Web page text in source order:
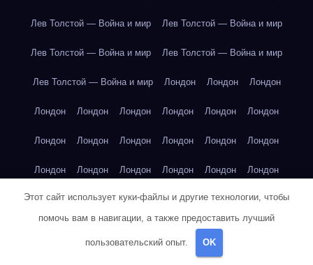
Лев Толстой — Война и мир Лев Толстой — Война и мир
Лев Толстой — Война и мир Лев Толстой — Война и мир
Лев Толстой — Война и мир Лондон Лондон Лондон
Лондон Лондон Лондон Лондон Лондон Лондон
Лондон Лондон Лондон Лондон Лондон Лондон
Лондон Лондон Лондон Лондон Лондон Лондон
Лондон Лондон Лондон Лондон Лос-Анджелес
Лос-Анджелес
Лос-Анджелес
Этот сайт использует куки-файлы и другие технологии, чтобы
помочь вам в навигации, а также предоставить лучший
пользовательский опыт. OK